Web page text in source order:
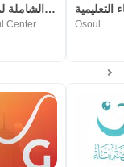
الجمهرة(الموسوعة الشاملة لمفرد
Center Osoul